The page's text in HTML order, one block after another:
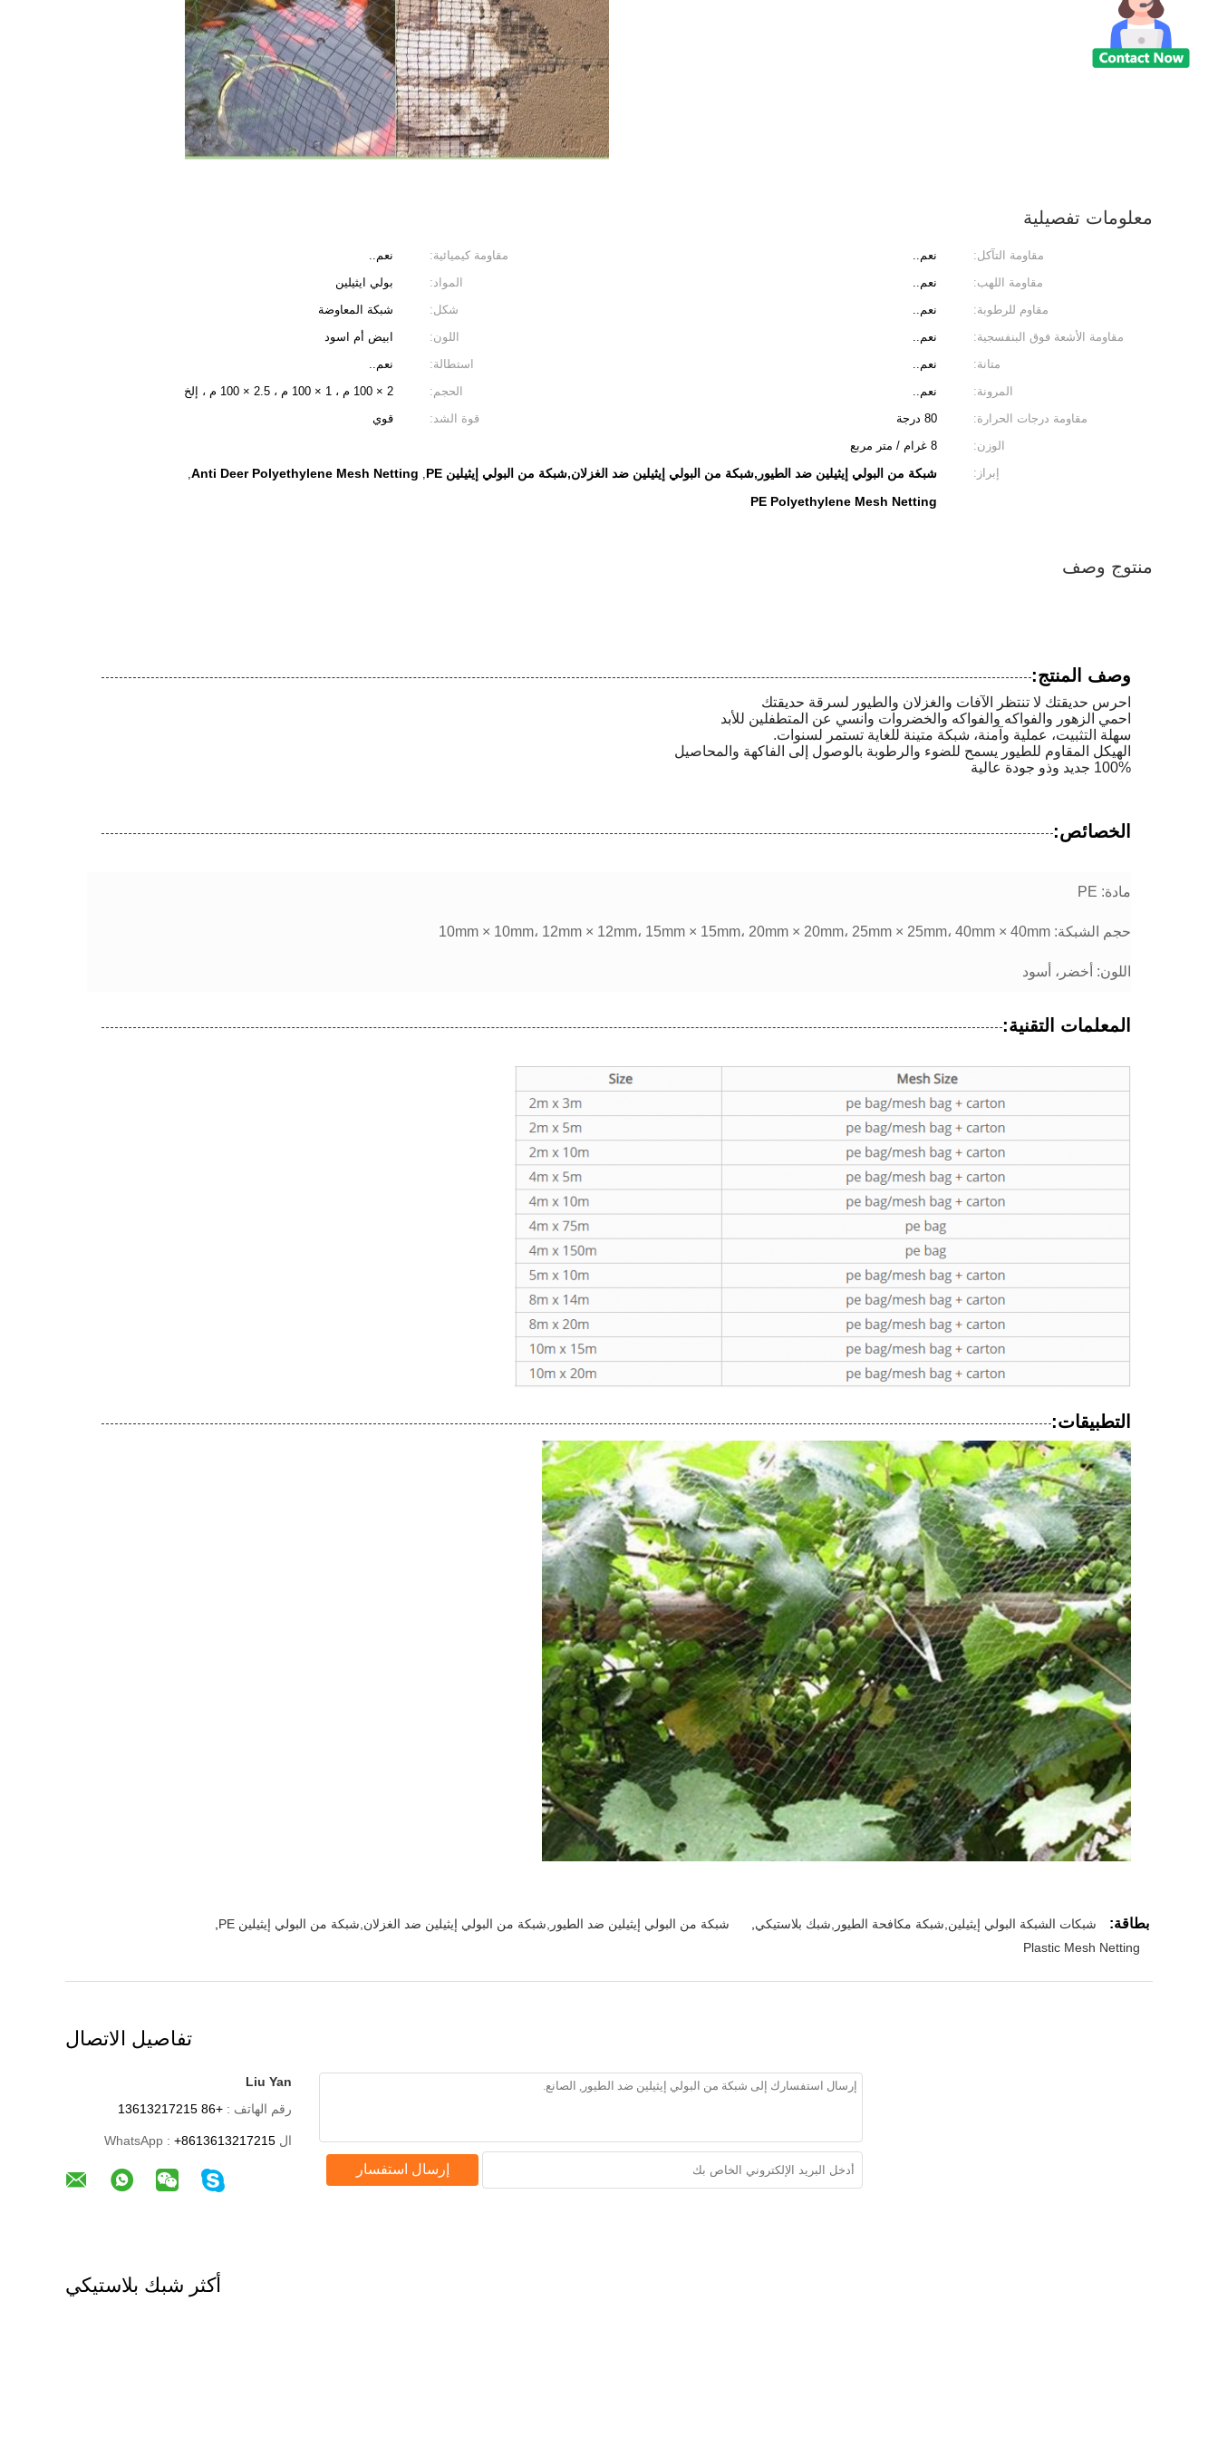
معلومات تفصيلية
مقاومة التآكل: نعم.. مقاومة كيميائية:
نعم..
مقاومة اللهب:
نعم.. المواد:
بولي ايثيلين
مقاوم للرطوبة:
نعم.. شكل:
شبكة المعاوضة
مقاومة الأشعة فوق البنفسجية:
نعم.. اللون:
ابيض أم اسود
متانة:
نعم.. استطالة:
نعم..
المرونة:
نعم.. الحجم:
2 × 100 م ، 1 × 100 م ، 2.5 × 100 م ، إلخ
مقاومة درجات الحرارة:
80 درجة قوة الشد:
قوي
الوزن:
8 غرام / متر مربع
إبراز:
شبكة من البولي إيثيلين ضد الطيور,شبكة من البولي إيثيلين ضد الغزلان,شبكة من البولي إيثيلين PE ,
Anti Deer Polyethylene Mesh Netting
,
PE Polyethylene Mesh Netting
منتوج وصف
وصف المنتج:
احرس حديقتك لا تنتظر الآفات والغزلان والطيور لسرقة حديقتك
احمي الزهور والفواكه والفواكه والخضروات وانسي عن المتطفلين للأبد
سهلة التثبيت، عملية وآمنة، شبكة متينة للغاية تستمر لسنوات.
الهيكل المقاوم للطيور يسمح للضوء والرطوبة بالوصول إلى الفاكهة والمحاصيل
100% جديد وذو جودة عالية
الخصائص:
مادة: PE
حجم الشبكة: 10mm × 10mm، 12mm × 12mm، 15mm × 15mm، 20mm × 20mm، 25mm × 25mm، 40mm × 40mm
اللون: أخضر، أسود
المعلمات التقنية:
التطبيقات:
بطاقة: شبكات الشبكة البولي إيثيلين,شبكة مكافحة الطيور,شبك بلاستيكي شبكة من البولي إيثيلين ضد الطيور,شبكة من البولي إيثيلين ضد الغزلان,شبكة من البولي إيثيلين PE
Plastic Mesh Netting
تفاصيل الاتصال
Liu Yan
رقم الهاتف : +86 13613217215
ال WhatsApp : +8613613217215
إرسال استفسار
أكثر شبك بلاستيكي